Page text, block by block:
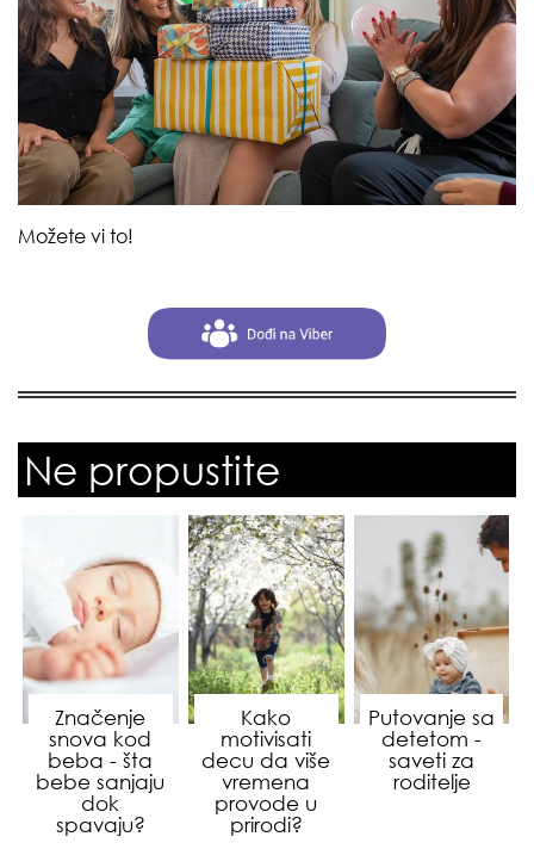
Možete vi to!
Ne propustite
Značenje
snova kod
beba - šta
bebe sanjaju
dok
spavaju?
Kako
motivisati
decu da više
vremena
provode u
prirodi?
Putovanje sa
detetom -
saveti za
roditelje